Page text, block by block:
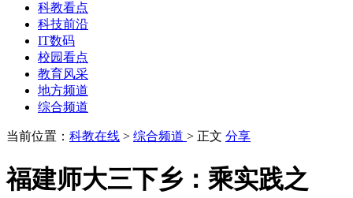
科教看点
科技前沿
IT数码
校园看点
教育风采
地方频道
综合频道
当前位置： 科教在线 > 综合频道 > 正文 分享
福建师大三下乡：乘实践之